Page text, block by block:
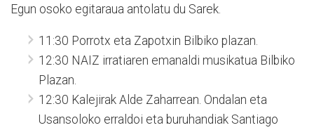
Egun osoko egitaraua antolatu du Sarek.
11:30 Porrotx eta Zapotxin Bilbiko plazan.
12:30 NAIZ irratiaren emanaldi musikatua Bilbiko
Plazan.
12:30 Kalejirak Alde Zaharrean. Ondalan eta
Usansoloko erraldoi eta buruhandiak Santiago